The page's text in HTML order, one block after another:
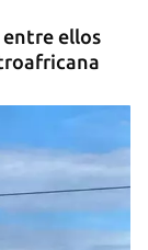
entre ellos